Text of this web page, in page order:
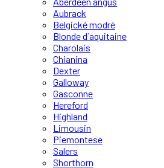
Aubrack
Belgické modré
Blonde d´aquitaine
Charolais
Chianina
Dexter
Galloway
Gasconne
Hereford
Highland
Limousin
Piemontese
Salers
Shorthorn